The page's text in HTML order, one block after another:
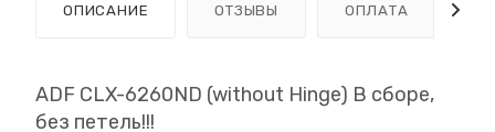
ОПИСАНИЕ ОТЗЫВЫ ОПЛАТА
ADF CLX-6260ND (without Hinge) В сборе,
без петель!!!